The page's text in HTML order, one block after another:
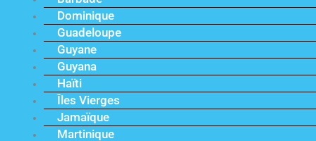
Dominique
Guadeloupe
Guyane
Guyana
Haïti
Îles Vierges
Jamaïque
Martinique